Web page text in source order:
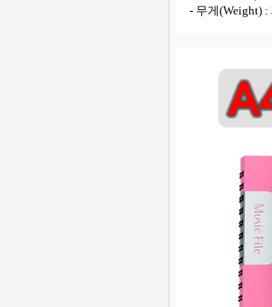
- 무게(Weight) :